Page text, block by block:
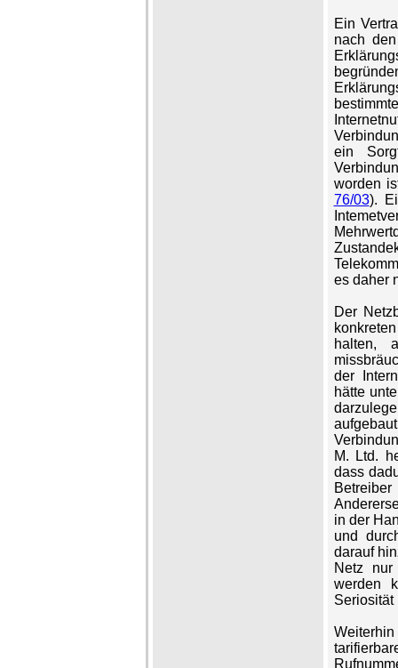
Ein
nach
ein
worden
76/03).
es daher
Der
halten,
der
hätte
M. Ltd.
dass
in der
und
darauf
Netz
werden
Seriosität